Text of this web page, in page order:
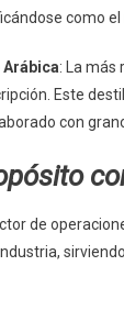
como
Arábica: La más
Este
con
de